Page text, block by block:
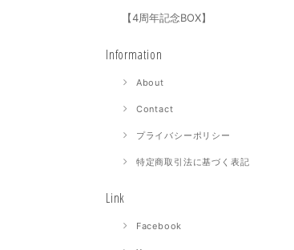
【4周年記念BOX】
Information
About
Contact
プライバシーポリシー
特定商取引法に基づく表記
Link
Facebook